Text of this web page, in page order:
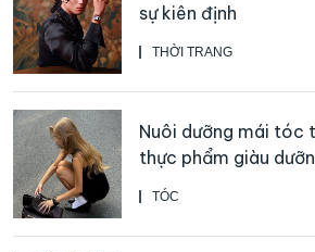
THỜI TRANG
sự kiên định
TÓC
Nuôi dưỡng mái tóc
thực phẩm giàu